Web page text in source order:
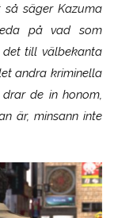
så säger Kazuma
på vad som
det till välbekanta
andra kriminella
de in honom,
är, minsann inte